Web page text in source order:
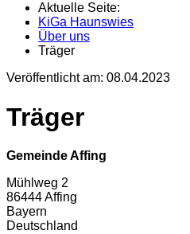
Aktuelle Seite:
KiGa Haunswies
Über uns
Träger
Veröffentlicht am: 08.04.2023
Träger
Gemeinde Affing
Mühlweg 2
86444 Affing
Bayern
Deutschland